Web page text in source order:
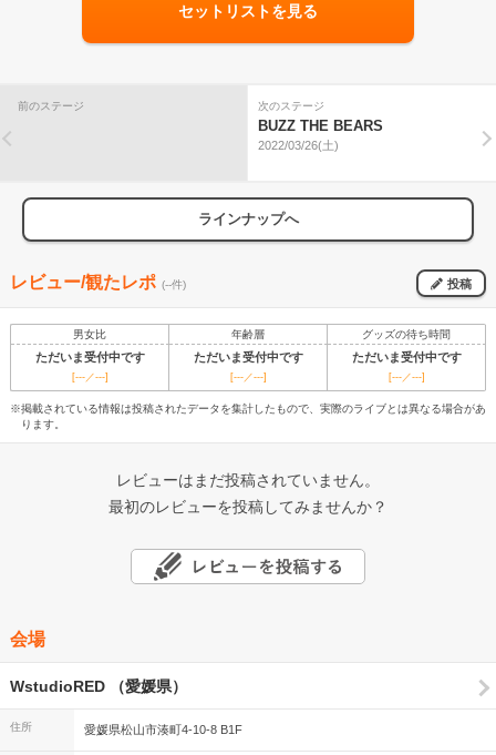
セットリストを見る
前のステージ 次のステージ
BUZZ THE BEARS
2022/03/26(土)
ラインナップへ
レビュー/観たレポ (--件) 投稿
男女比 年齢層 グッズの待ち時間
ただいま受付中です ただいま受付中です ただいま受付中です
[---／---] [---／---] [---／---]
※掲載されている情報は投稿されたデータを集計したもので、実際のライブとは異なる場合があ
ります。
レビューはまだ投稿されていません。
最初のレビューを投稿してみませんか？
会場
WstudioRED （愛媛県）
住所 愛媛県松山市湊町4-10-8 B1F